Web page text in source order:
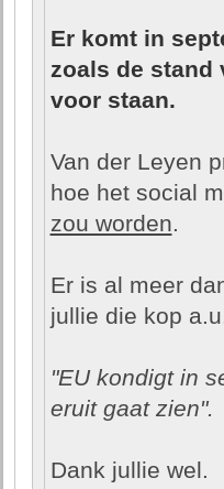
Er komt in
zoals de stand
voor staan.
Van der Leyen
hoe het social
zou worden.
Er is al meer
jullie die kop
"EU kondigt in
eruit gaat zien".
Dank jullie wel.